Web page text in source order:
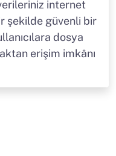
internet
şekilde güvenli bir
dosya
erişim imkânı